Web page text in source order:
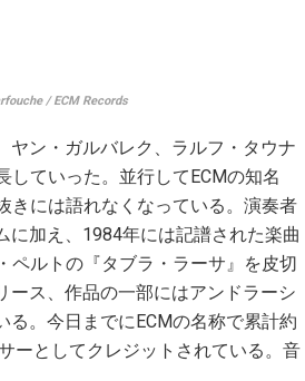
/ ECM Records
ヤン・ガルバレク、ラルフ・タウナ
していった。並行してECMの知名
きには語れなくなっている。演奏者
加え、1984年には記譜された楽曲
ペルトの『タブラ・ラーサ』を皮切
ース、作品の一部にはアンドラーシ
。今日までにECMの名称で累計約
ーとしてクレジットされている。音